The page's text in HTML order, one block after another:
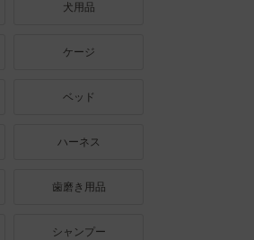
犬用品
ケージ
ベッド
ハーネス
歯磨き用品
シャンプー